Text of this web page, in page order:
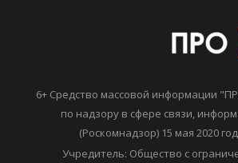
6+ Средство массовой информации
по надзору в сфере связи,
(Роскомнадзор) 15 мая 2020
Учредитель: Общество с